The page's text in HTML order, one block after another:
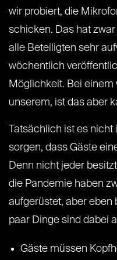
wir probiert, die
schicken. Das hat
alle Beteiligten sehr
wöchentlich
Möglichkeit. Bei
unserem, ist das aber
Tatsächlich ist es
sorgen, dass Gäste
Denn nicht jeder
die Pandemie haben
aufgerüstet, aber eben
paar Dinge sind dabei
Gäste müssen